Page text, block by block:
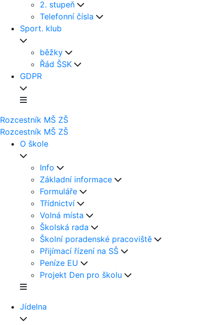
2. stupeň
Telefonní čísla
Sport. klub
běžky
Řád ŠSK
GDPR
Rozcestník MŠ ZŠ
Rozcestník MŠ ZŠ
O škole
Info
Základní informace
Formuláře
Třídnictví
Volná místa
Školská rada
Školní poradenské pracoviště
Přijímací řízení na SŠ
Peníze EU
Projekt Den pro školu
Jídelna